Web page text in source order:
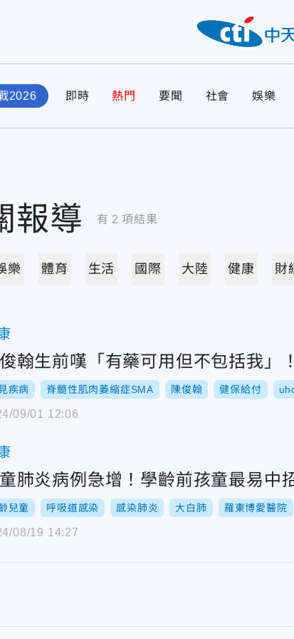
2026 即時 熱門 要聞 社會 娛樂
報導 有 2 項結果
樂 體育 生活 國際 大陸 健康 財
翰生前嘆「有藥可用但不包括我」
疾病 脊髓性肌肉萎縮症SMA 陳俊翰 健保給付
09/01 12:06
肺炎病例急增！學齡前孩童最易
兒童 呼吸道感染 感染肺炎 大白肺 羅東博愛醫院
08/19 14:27